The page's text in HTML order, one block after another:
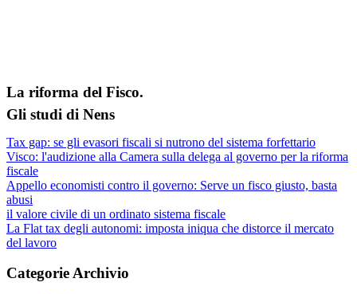
La riforma del Fisco.
Gli studi di Nens
Tax gap: se gli evasori fiscali si nutrono del sistema forfettario
Visco: l'audizione alla Camera sulla delega al governo per la riforma
fiscale
Appello economisti contro il governo: Serve un fisco giusto, basta
abusi
il valore civile di un ordinato sistema fiscale
La Flat tax degli autonomi: imposta iniqua che distorce il mercato
del lavoro
Categorie Archivio